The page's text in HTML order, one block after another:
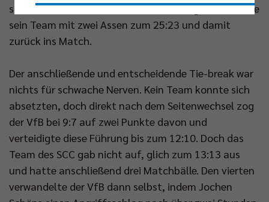
schritt Thanos Panousos zum Aufschlag und brachte
sein Team mit zwei Assen zum 25:23 und damit
zurück ins Match.
Der anschließende und entscheidende Tie-break war
nichts für schwache Nerven. Kein Team konnte sich
absetzten, doch direkt nach dem Seitenwechsel zog
der VfB bei 9:7 auf zwei Punkte davon und
verteidigte diese Führung bis zum 12:10. Doch das
Team des SCC gab nicht auf, glich zum 13:13 aus
und hatte anschließend drei Matchbälle. Den vierten
verwandelte der VfB dann selbst, indem Jochen
Nur essenzielle Cookies akzeptieren